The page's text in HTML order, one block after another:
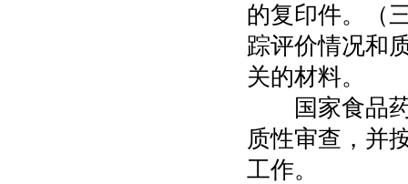
的复印件。（
踪评价情况和
关的材料。
国家食品药
质性审查，并
工作。